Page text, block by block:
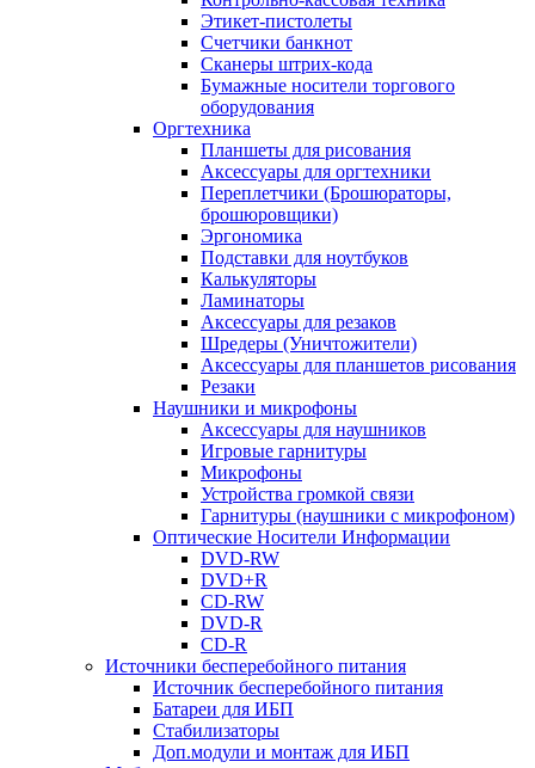
Этикет-пистолеты
Счетчики банкнот
Сканеры штрих-кода
Бумажные носители торгового
оборудования
Оргтехника
Планшеты для рисования
Аксессуары для оргтехники
Переплетчики (Брошюраторы,
брошюровщики)
Эргономика
Подставки для ноутбуков
Калькуляторы
Ламинаторы
Аксессуары для резаков
Шредеры (Уничтожители)
Аксессуары для планшетов рисования
Резаки
Наушники и микрофоны
Аксессуары для наушников
Игровые гарнитуры
Микрофоны
Устройства громкой связи
Гарнитуры (наушники с микрофоном)
Оптические Носители Информации
DVD-RW
DVD+R
CD-RW
DVD-R
CD-R
Источники бесперебойного питания
Источник бесперебойного питания
Батареи для ИБП
Стабилизаторы
Доп.модули и монтаж для ИБП